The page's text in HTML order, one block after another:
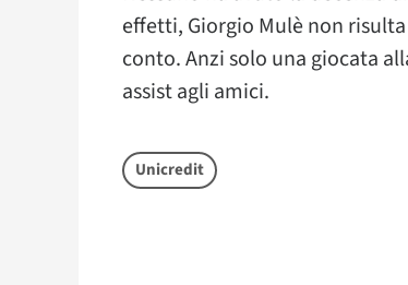
effetti, Giorgio Mulè non
conto. Anzi solo una giocata
assist agli amici.
Unicredit